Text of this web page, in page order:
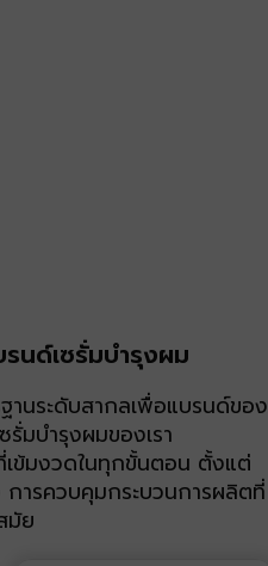
นด์เซรั่มบำรุงผม
านระดับสากลเพื่อแบรนด์ของ
มบำรุงผมของเรา
เข้มงวดในทุกขั้นตอน ตั้งแต่
รควบคุมกระบวนการผลิตที่
มัย